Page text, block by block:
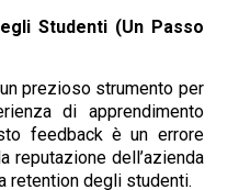
Studenti (Un Passo
prezioso strumento per
di apprendimento
feedback è un errore
reputazione dell’azienda
retention degli studenti.